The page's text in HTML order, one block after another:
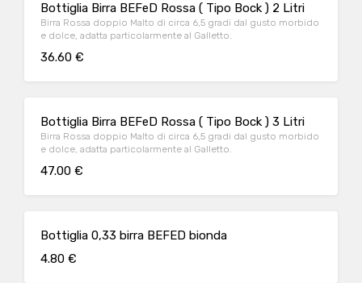
Bottiglia Birra BEFeD Rossa ( Tipo Bock ) 2 Litri
Birra Rossa doppio Malto di circa 6,5 gradi dal gusto morbido
e dolce, adatta particolarmente al Galletto.
36.60 €
Bottiglia Birra BEFeD Rossa ( Tipo Bock ) 3 Litri
Birra Rossa doppio Malto di circa 6,5 gradi dal gusto morbido
e dolce, adatta particolarmente al Galletto.
47.00 €
Bottiglia 0,33 birra BEFED bionda
4.80 €